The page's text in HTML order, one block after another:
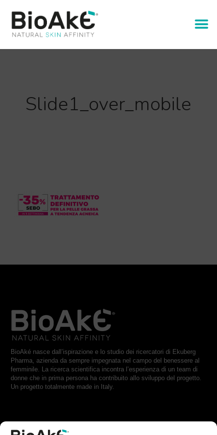
Slide1_over_mobile
BioAké nasce dall’ispirazione e lo studio dei ricercatori di Ekuberg
Pharma, azienda da sempre impegnata nel campo del benessere al
femminile. La ricerca scientifica incontra l’esperienza di un team di
donne che in prima persona ha contribuito allo sviluppo del progetto.
Un progetto totalmente made in Italy.
RESTA IN CONTATTO CON NOI: